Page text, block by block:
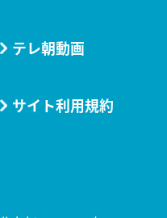
テレ朝動画
サイト利用規約